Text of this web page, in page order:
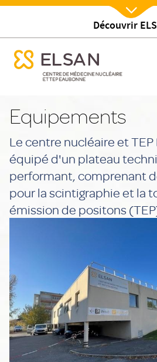
contenu
Découvrir
Equipements
menu mobile
Nx:Afficher
menu mobile
Equipements
Le centre nucléaire et
équipé d'un plateau
performant, comprenant
pour la scintigraphie et la
émission de positons